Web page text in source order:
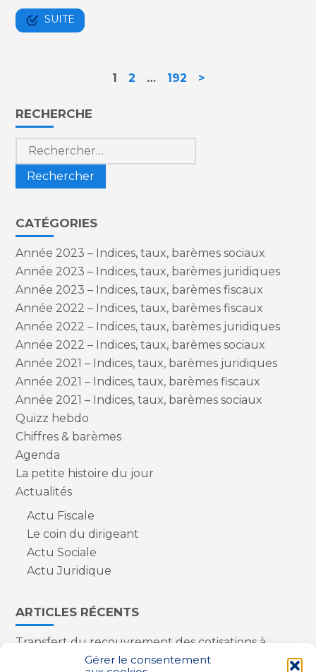
Gérer le consentement
SUITE
Navigation
1 2 … 192 >
Blog
sidebar
RECHERCHE
Rechercher :
CATÉGORIES
Année 2023 – Indices, taux, barèmes sociaux
Année 2023 – Indices, taux, barèmes juridiques
Année 2023 – Indices, taux, barèmes fiscaux
Année 2022 – Indices, taux, barèmes fiscaux
Année 2022 – Indices, taux, barèmes juridiques
Année 2022 – Indices, taux, barèmes sociaux
Année 2021 – Indices, taux, barèmes juridiques
Année 2021 – Indices, taux, barèmes fiscaux
Année 2021 – Indices, taux, barèmes sociaux
Quizz hebdo
Chiffres & barèmes
Agenda
La petite histoire du jour
Actualités
Actu Fiscale
Le coin du dirigeant
Actu Sociale
Actu Juridique
ARTICLES RÉCENTS
Transfert du recouvrement des cotisations à
l’Urssaf : des nouveautés